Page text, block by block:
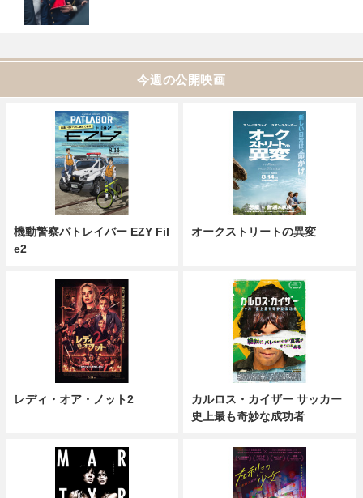
今週の公開映画
機動警察パトレイバー EZY Fil
e2
オークストリートの異変
レディ・オア・ノット2
カルロス・カイザー サッカー
史上最も奇妙な成功者